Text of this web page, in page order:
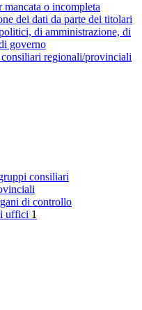
mancata o incompleta
dei dati da parte dei titolari
di amministrazione, di
governo
regionali/provinciali
consiliari
di controllo
uffici 1